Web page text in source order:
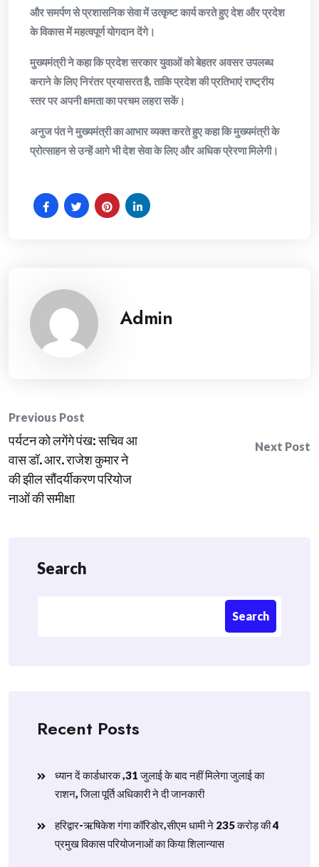
और समर्पण से प्रशासनिक सेवा में उत्कृष्ट कार्य करते हुए देश और प्रदेश
के विकास में महत्वपूर्ण योगदान देंगे।
मुख्यमंत्री ने कहा कि प्रदेश सरकार युवाओं को बेहतर अवसर उपलब्ध
कराने के लिए निरंतर प्रयासरत है, ताकि प्रदेश की प्रतिभाएं राष्ट्रीय
स्तर पर अपनी क्षमता का परचम लहरा सकें।
अनुज पंत ने मुख्यमंत्री का आभार व्यक्त करते हुए कहा कि मुख्यमंत्री के
प्रोत्साहन से उन्हें आगे भी देश सेवा के लिए और अधिक प्रेरणा मिलेगी।
Admin
Post
navigation
Previous Post
पर्यटन को लगेंगे पंख: सचिव आ
वास डॉ. आर. राजेश कुमार ने
की झील सौंदर्यीकरण परियोज
नाओं की समीक्षा
Next Post
Search
Search
Recent Posts
ध्यान दें कार्डधारक ,31 जुलाई के बाद नहीं मिलेगा जुलाई का
राशन, जिला पूर्ति अधिकारी ने दी जानकारी
हरिद्वार-ऋषिकेश गंगा कॉरिडोर,सीएम धामी ने 235 करोड़ की 4
प्रमुख विकास परियोजनाओं का किया शिलान्यास